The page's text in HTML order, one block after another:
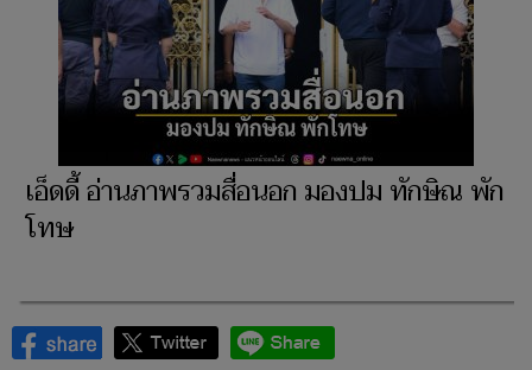
เอ็ดดี้ อ่านภาพรวมสื่อนอก มองปม ทักษิณ พัก
โทษ